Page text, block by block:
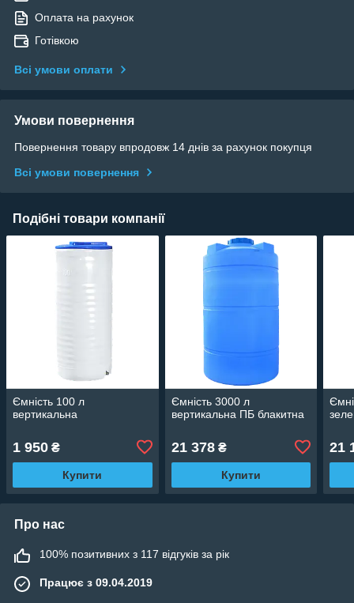
Оплата на рахунок
Готівкою
Всі умови оплати
Умови повернення
Повернення товару впродовж 14 днів за рахунок покупця
Всі умови повернення
Подібні товари компанії
Ємність 100 л
вертикальна
1 950 ₴
Купити
Ємність 3000 л
вертикальна ПБ блакитна
21 378₴
Купити
21
Про нас
100% позитивних з 117 відгуків за рік
Працює з 09.04.2019